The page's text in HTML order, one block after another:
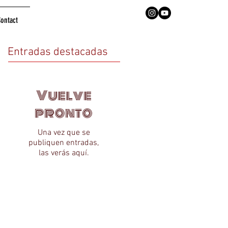
Entradas destacadas
Vuelve
pronto
Una vez que se
publiquen entradas,
las verás aquí.